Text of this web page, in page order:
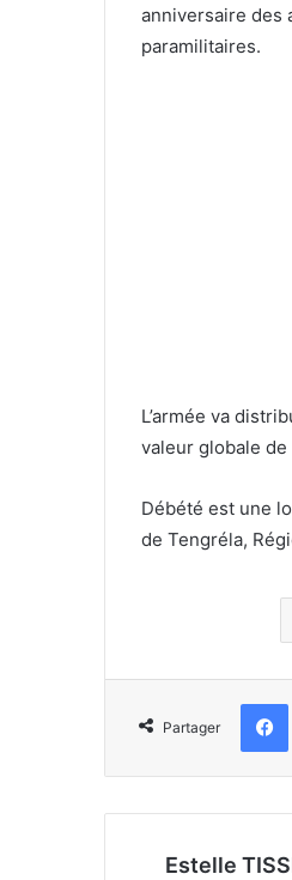
anniversaire des
paramilitaires.
L’armée va
valeur globale
Débété est une
de Tengréla,
Partager
Estelle